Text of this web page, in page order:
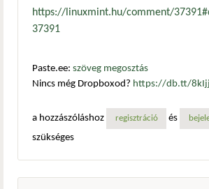
https://linuxmint.hu/comment/
37391
Paste.ee: szöveg megosztás
Nincs még Dropboxod? https://db.tt/
a hozzászóláshoz
regisztráció és
szükséges